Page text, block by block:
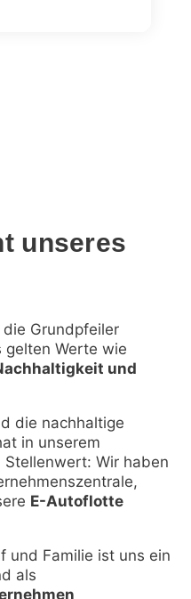
unseres
Grundpfeiler
gelten Werte wie
und
die nachhaltige
in unserem
Wir haben
E-Autoflotte
und Familie ist uns ein
als